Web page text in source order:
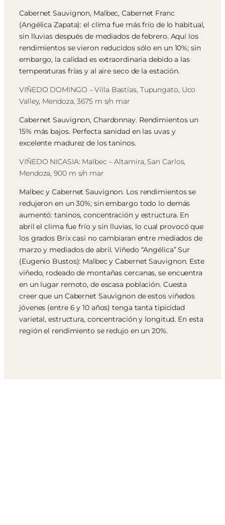
Cabernet Sauvignon, Malbec, Cabernet Franc
(Angélica Zapata): el clima fue más frío de lo habitual,
sin lluvias después de mediados de febrero. Aquí los
rendimientos se vieron reducidos sólo en un 10%; sin
embargo, la calidad es extraordinaria debido a las
temperaturas frías y al aire seco de la estación.
VIÑEDO DOMINGO – Villa Bastías, Tupungato, Uco
Valley, Mendoza, 3675 m s/n mar
Cabernet Sauvignon, Chardonnay. Rendimientos un
15% más bajos. Perfecta sanidad en las uvas y
excelente madurez de los taninos.
VIÑEDO NICASIA: Malbec – Altamira, San Carlos,
Mendoza, 900 m s/n mar
Malbec y Cabernet Sauvignon. Los rendimientos se
redujeron en un 30%; sin embargo todo lo demás
aumentó: taninos, concentración y estructura. En
abril el clima fue frío y sin lluvias, lo cual provocó que
los grados Brix casi no cambiaran entre mediados de
marzo y mediados de abril. Viñedo “Angélica” Sur
(Eugenio Bustos): Malbec y Cabernet Sauvignon. Este
viñedo, rodeado de montañas cercanas, se encuentra
en un lugar remoto, de escasa población. Cuesta
creer que un Cabernet Sauvignon de estos viñedos
jóvenes (entre 6 y 10 años) tenga tanta tipicidad
varietal, estructura, concentración y longitud. En esta
región el rendimiento se redujo en un 20%.